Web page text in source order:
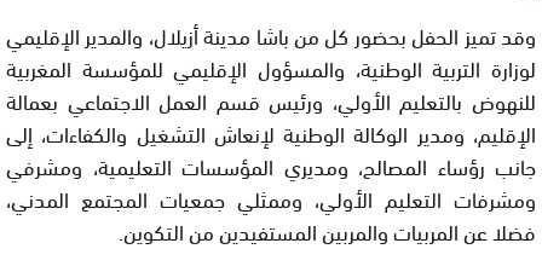
وقد تميز الحفل بحضور كل من باشا مدينة أزيلال، والمدير الإقليمي
لوزارة التربية الوطنية، والمسؤول الإقليمي للمؤسسة المغربية
للنهوض بالتعليم الأولي، ورئيس قسم العمل الاجتماعي بعمالة
الإقليم، ومدير الوكالة الوطنية لإنعاش التشغيل والكفاءات، إلى
جانب رؤساء المصالح، ومديري المؤسسات التعليمية، ومشرفي
ومشرفات التعليم الأولي، وممثلي جمعيات المجتمع المدني،
فضلا عن المربيات والمربين المستفيدين من التكوين.